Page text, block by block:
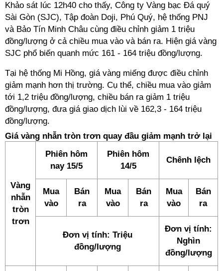
Khảo sát lúc 12h40 cho thấy, Công ty Vàng bạc Đá quý
Sài Gòn (SJC), Tập đoàn Doji, Phú Quý, hệ thống PNJ
và Bảo Tín Minh Châu cùng điều chỉnh giảm 1 triệu
đồng/lượng ở cả chiều mua vào và bán ra. Hiện giá vàng
SJC phổ biến quanh mức 161 - 164 triệu đồng/lượng.
Tại hệ thống Mi Hồng, giá vàng miếng được điều chỉnh
giảm mạnh hơn thị trường. Cụ thể, chiều mua vào giảm
tới 1,2 triệu đồng/lượng, chiều bán ra giảm 1 triệu
đồng/lượng, đưa giá giao dịch lùi về 162,3 - 164 triệu
đồng/lượng.
Giá vàng nhẫn tròn trơn quay đầu giảm mạnh trở lại
Vàng
nhẫn
tròn
trơn
Phiên hôm
nay 15/5
Phiên hôm
14/5
Chênh lệch
Mua
vào
Bán
ra
Mua
vào
Bán
ra
Mua
vào
Bán
ra
Đơn vị tính: Triệu
đồng/lượng
Đơn vị tính:
Nghìn
đồng/lượng